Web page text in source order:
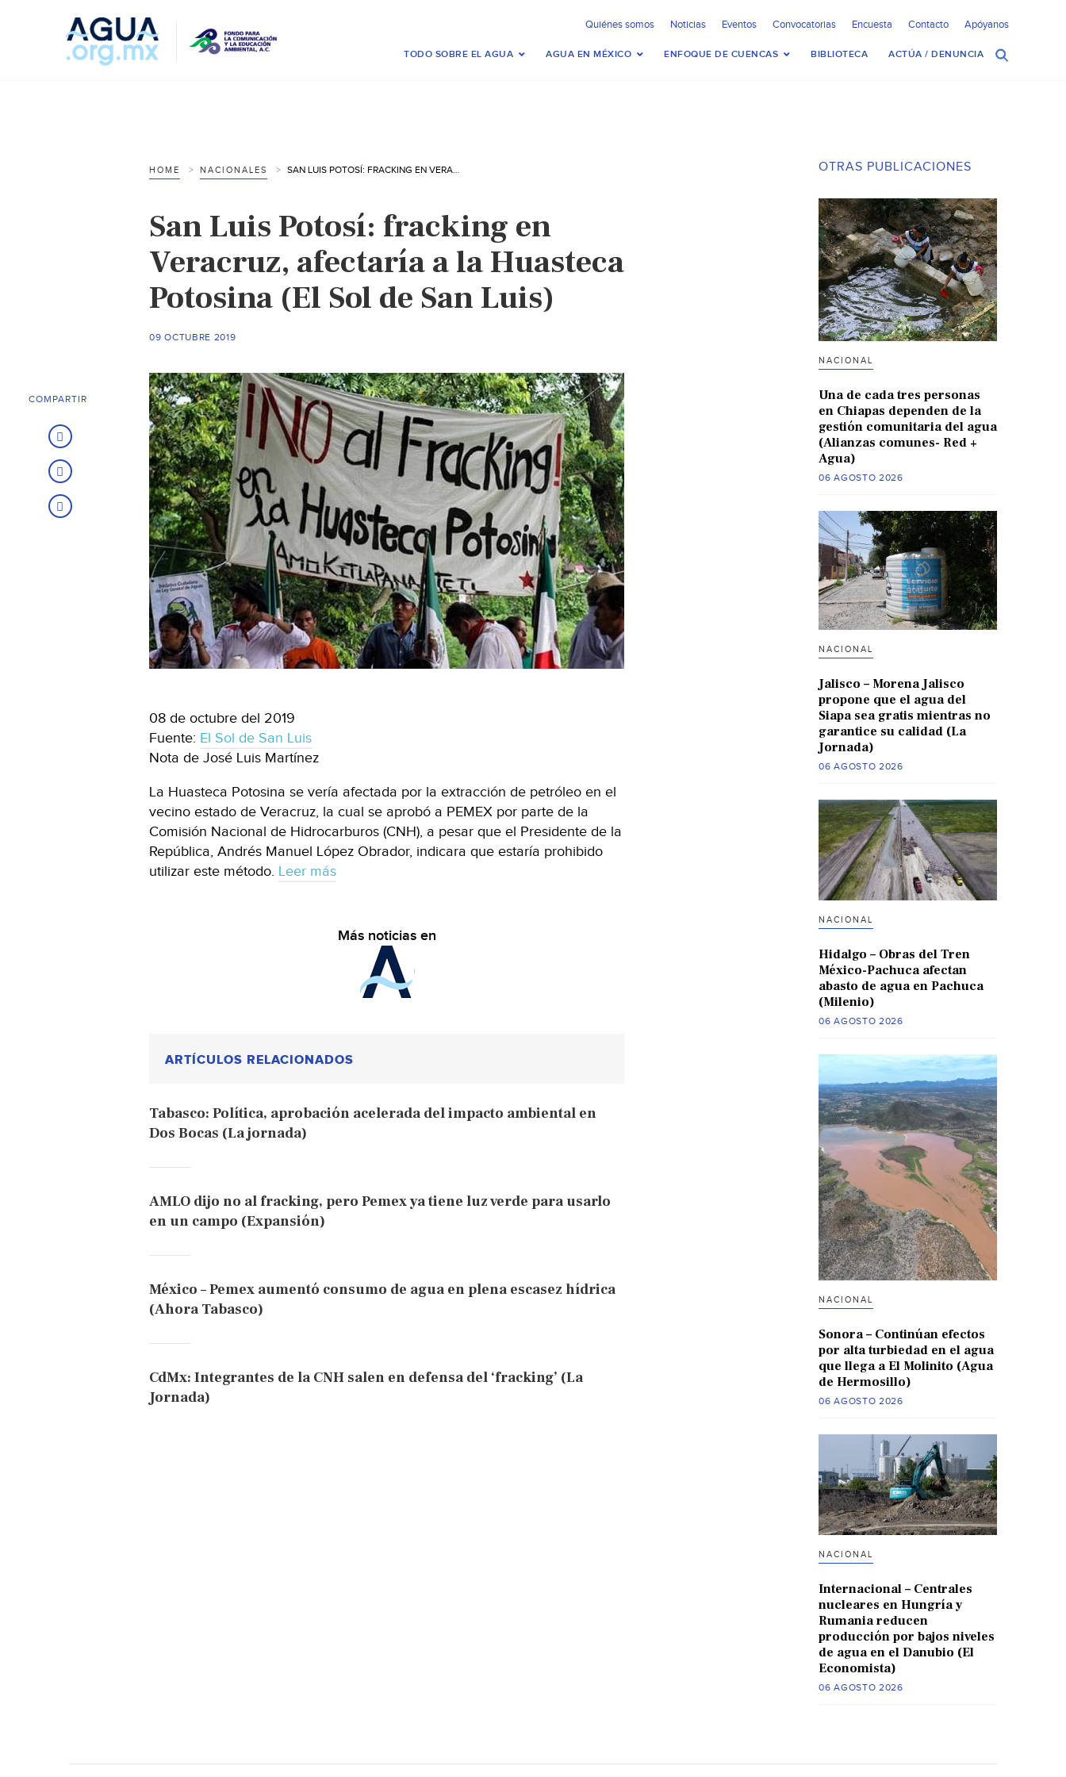
Quiénes somos Noticias Eventos Convocatorias Encuesta Contacto Apóyanos
TODO SOBRE EL AGUA AGUA EN MÉXICO ENFOQUE DE CUENCAS BIBLIOTECA ACTÚA / DENUNCIA
HOME NACIONALES SAN LUIS POTOSÍ: FRACKING EN VERACRUZ, AFECTARÍA A LA HUASTECA POTOSINA (EL SOL DE SAN LUIS)
San Luis Potosí: fracking en
Veracruz, afectaría a la Huasteca
Potosina (El Sol de San Luis)
09 OCTUBRE 2019
08 de octubre del 2019
Fuente: El Sol de San Luis
Nota de José Luis Martínez
La Huasteca Potosina se vería afectada por la extracción de petróleo en el
vecino estado de Veracruz, la cual se aprobó a PEMEX por parte de la
Comisión Nacional de Hidrocarburos (CNH), a pesar que el Presidente de la
República, Andrés Manuel López Obrador, indicara que estaría prohibido
utilizar este método. Leer más
Más noticias en
ARTÍCULOS RELACIONADOS
Tabasco: Política, aprobación acelerada del impacto ambiental en
Dos Bocas (La jornada)
AMLO dijo no al fracking, pero Pemex ya tiene luz verde para usarlo
en un campo (Expansión)
México – Pemex aumentó consumo de agua en plena escasez hídrica
(Ahora Tabasco)
CdMx: Integrantes de la CNH salen en defensa del ‘fracking’ (La
Jornada)
COMPARTIR
OTRAS PUBLICACIONES
NACIONAL
Una de cada tres personas
en Chiapas dependen de la
gestión comunitaria del agua
(Alianzas comunes- Red +
Agua)
06 AGOSTO 2026
NACIONAL
Jalisco – Morena Jalisco
propone que el agua del
Siapa sea gratis mientras no
garantice su calidad (La
Jornada)
06 AGOSTO 2026
NACIONAL
Hidalgo – Obras del Tren
México-Pachuca afectan
abasto de agua en Pachuca
(Milenio)
06 AGOSTO 2026
NACIONAL
Sonora – Continúan efectos
por alta turbiedad en el agua
que llega a El Molinito (Agua
de Hermosillo)
06 AGOSTO 2026
NACIONAL
Internacional – Centrales
nucleares en Hungría y
Rumania reducen
producción por bajos niveles
de agua en el Danubio (El
Economista)
06 AGOSTO 2026